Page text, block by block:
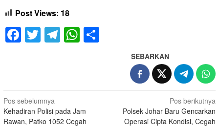
Post Views: 18
Facebook
TwitterTelegram
WhatsApp
SEBARKAN
Navigasi
pos
Pos sebelumnya
Kehadiran Polisi pada Jam
Rawan, Patko 1052 Cegah
Pos berikutnya
Polsek Johar Baru Gencarkan
Operasi Cipta Kondisi, Cegah